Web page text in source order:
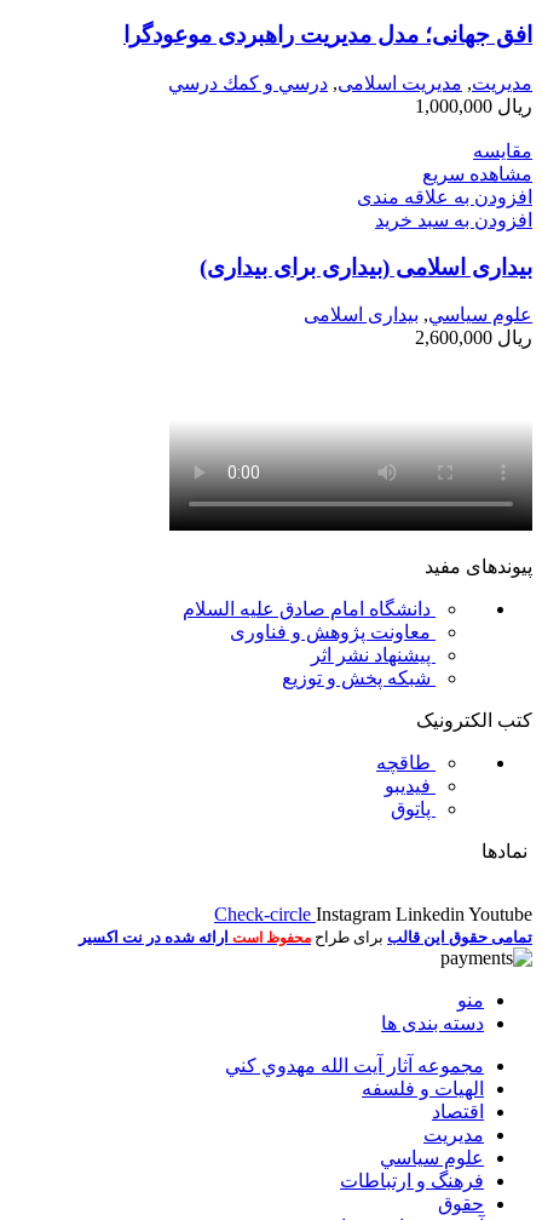
افق جهانی؛ مدل مدیریت راهبردی موعودگرا
مديريت, مدیریت اسلامی, درسي و كمك درسي
ریال
مقایسه
مشاهده سریع
افزودن به علاقه مندی
افزودن به سبد خرید
بیداری اسلامی (بیداری برای بیداری)
علوم سياسي, بیداری اسلامی
ریال
پیوندهای مفید
دانشگاه امام صادق علیه السلام
معاونت پژوهش و فناوری
پیشنهاد نشر اثر
شبکه پخش و توزیع
کتب الکترونیک
طاقچه
فیدیبو
پاتوق
نمادها
Check-circle Instagram Linkedin Youtube
تمامی حقوق این قالب برای طراح محفوظ است ارائه شده در نت اکسیر
منو
دسته بندی ها
مجموعه آثار آيت الله مهدوي كني
الهیات و فلسفه
اقتصاد
مديريت
علوم سياسي
فرهنگ و ارتباطات
حقوق